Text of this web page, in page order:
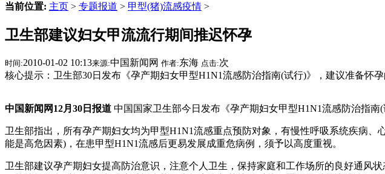
当前位置: 主页 > 专题报道 > 甲型(猪)流感疫情 >
卫生部建议妇女甲流流行期间推迟怀孕
时间:2010-01-02 10:13来源:中国新闻网 作者:东海 点击:次
核心提示：卫生部30日发布《孕产期妇女甲型H1N1流感防治指南(试行)》，建议准备怀
中国新闻网12月30日报道 中国国家卫生部今日发布《孕产期妇女甲型H1N1流感防治指
卫生部指出，所有孕产期妇女均为甲型H1N1流感重点预防对象，有慢性呼吸系统疾病
能是高危因素)，在患甲型H1N1流感后更易发展成重危病例，须予以高度重视。
卫生部建议孕产期妇女提高防治意识，注意个人卫生，保持家庭和工作场所的良好通风